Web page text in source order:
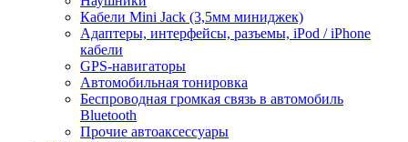
Кабели Mini Jack (3,5мм миниджек)
Адаптеры, интерфейсы, разъемы, iPod / iPhone
кабели
GPS-навигаторы
Автомобильная тонировка
Беспроводная громкая связь в автомобиль
Bluetooth
Прочие автоаксессуары